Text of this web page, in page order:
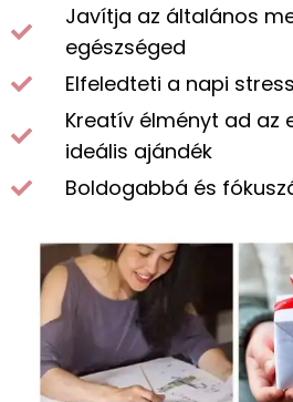
Javítja az általános
egészséged
Elfeledteti a napi
Kreatív élményt ad az
ideális ajándék
Boldogabbá és